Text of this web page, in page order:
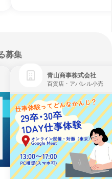
募集
青山商事株式会社
百貨店・アパレル小売